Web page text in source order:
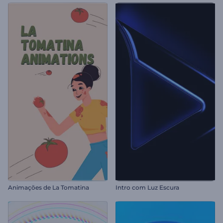
Animações de La Tomatina Intro com Luz Escura